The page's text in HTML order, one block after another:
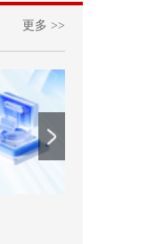
更多 >>